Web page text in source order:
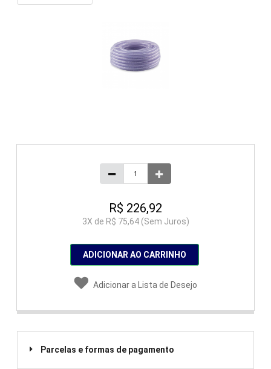
R$ 226,92
3X de R$ 75,64 (Sem Juros)
ADICIONAR AO CARRINHO
Adicionar a Lista de Desejo
Parcelas e formas de pagamento